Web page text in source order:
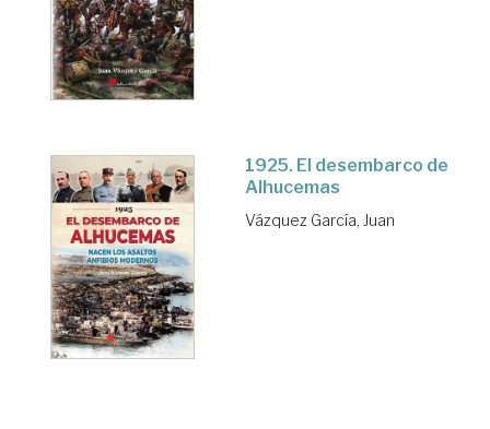
1925. El desembarco de
Alhucemas
Vázquez García, Juan